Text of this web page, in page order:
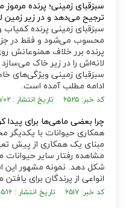
سبزقبای زمینی؛ پرنده مرموز
ترجیح می‌دهد و در زیر
سبزقبای زمینی پرنده کمیاب
محسوب می‌شود و فقط در
پرنده برر خلاف همنوعانش
لانه‌اش را در زیر خاک
سبزقبای زمینی ویژگی‌های
ادامه مطلب آمده است.
کد خبر: ۶۵۲۵ تاریخ انتشار : ۱۴۰۵/۰۵/۰۲
چرا بعضی ماهی‌ها برای پیدا
همکاری حیوانات با یکدیگر
مبنای یک همکاری از پیش
مشاهده رفتار سایر
شکل دهد. نمونه مشهور این
انواعی از پرندگان برای
کد خبر: ۶۵۱۷ تاریخ انتشار : ۱۴۰۵/۰۵/۱۶